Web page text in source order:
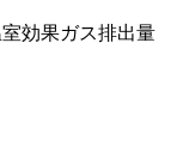
効果ガス排出量